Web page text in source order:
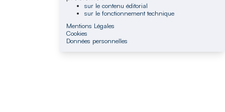
sur le contenu éditorial
sur le fonctionnement technique
Mentions Légales
Cookies
Données personnelles